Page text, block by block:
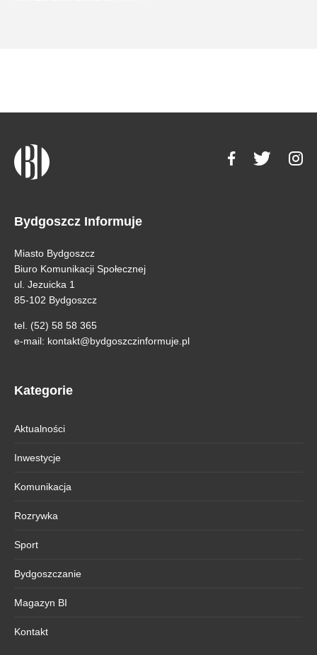
Bydgoszcz Informuje
Miasto Bydgoszcz
Biuro Komunikacji Społecznej
ul. Jezuicka 1
85-102 Bydgoszcz
tel. (52) 58 58 365
e-mail: kontakt@bydgoszczinformuje.pl
Kategorie
Aktualności
Inwestycje
Komunikacja
Rozrywka
Sport
Bydgoszczanie
Magazyn BI
Kontakt